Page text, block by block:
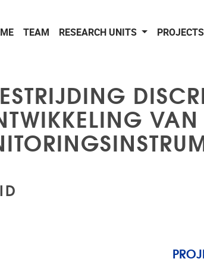
TEAM RESEARCH UNITS PROJECTS